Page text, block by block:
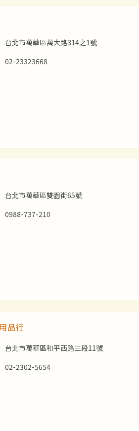
台北市萬華區萬大路314之1號
02-23323668
台北市萬華區雙園街65號
0988-737-210
品行
台北市萬華區和平西路三段11號
02-2302-5654